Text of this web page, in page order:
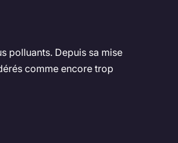
polluants. Depuis sa mise
comme encore trop